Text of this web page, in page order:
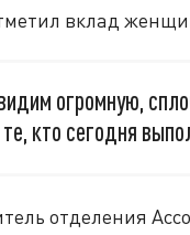
вклад
огромную,
кто сегодня
отделения